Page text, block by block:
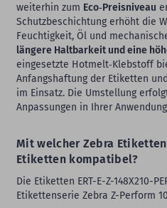
weiterhin zum Eco‑Preisniveau
Schutzbeschichtung erhöht die
Feuchtigkeit, Öl und
längere Haltbarkeit und eine
eingesetzte Hotmelt‑Klebstoff
Anfangshaftung der Etiketten
im Einsatz. Die Umstellung
Anpassungen in Ihrer
Mit welcher Zebra
Etiketten kompatibel?
Die Etiketten ERT-E-Z-148X210-
Etikettenserie Zebra Z-Perform